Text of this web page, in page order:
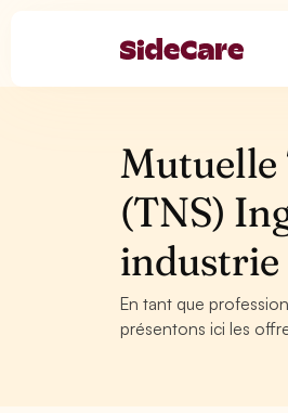
Mutuelle
(TNS)
industrie
En tant que
présentons ici les